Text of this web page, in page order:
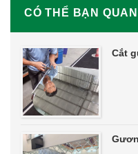
CÓ THỂ BẠN
Cắt